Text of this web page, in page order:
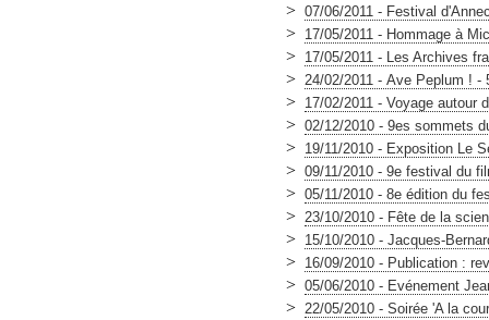
> 07/06/2011 - Festival
> 17/05/2011 - Hommage à
> 17/05/2011 - Les Archives
> 24/02/2011 - Ave Peplum ! -
> 17/02/2011 - Voyage autour
> 02/12/2010 - 9es sommets
> 19/11/2010 - Exposition Le
> 09/11/2010 - 9e festival du
> 05/11/2010 - 8e édition du
> 23/10/2010 - Fête de la
> 15/10/2010 - Jacques-
> 16/09/2010 - Publication :
> 05/06/2010 - Evénement
> 22/05/2010 - Soirée 'A la